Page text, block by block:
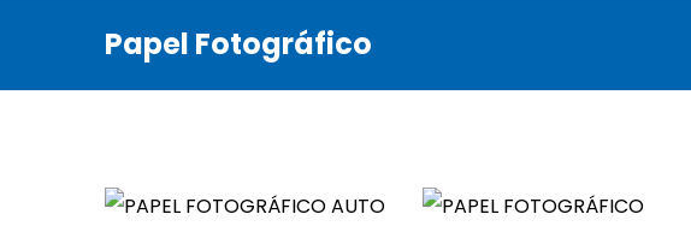
Papel Fotográfico